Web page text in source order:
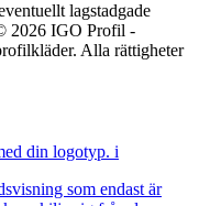
lagstadgade
2026 IGO Profil -
Alla rättigheter
din logotyp. i
som endast är